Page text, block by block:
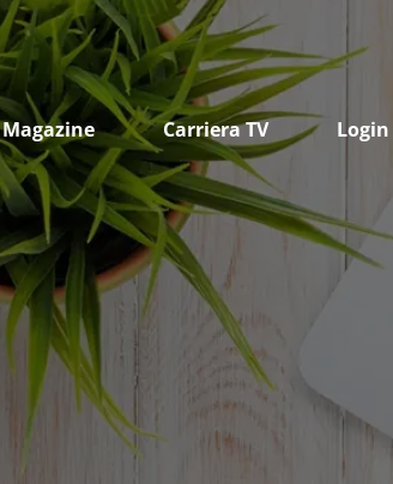
Magazine Carriera TV Login